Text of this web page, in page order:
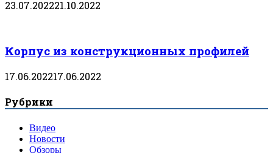
23.07.202221.10.2022
Корпус из конструкционных профилей
17.06.202217.06.2022
Рубрики
Видео
Новости
Обзоры